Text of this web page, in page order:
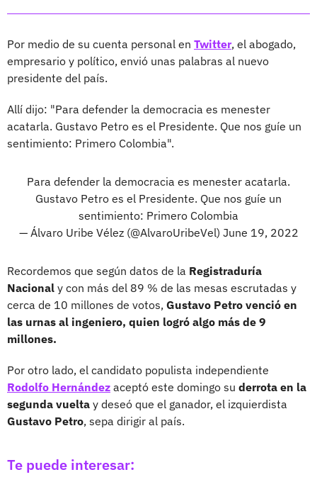
Por medio de su cuenta personal en Twitter, el abogado,
empresario​ y político, envió unas palabras al nuevo
presidente del país.
Allí dijo: "Para defender la democracia es menester
acatarla. Gustavo Petro es el Presidente. Que nos guíe un
sentimiento: Primero Colombia".
Para defender la democracia es menester acatarla.
Gustavo Petro es el Presidente. Que nos guíe un
sentimiento: Primero Colombia
— Álvaro Uribe Vélez (@AlvaroUribeVel) June 19, 2022
Recordemos que según datos de la Registraduría
Nacional y con más del 89 % de las mesas escrutadas y
cerca de 10 millones de votos, Gustavo Petro venció en
las urnas al ingeniero, quien logró algo más de 9
millones.
Por otro lado, el candidato populista independiente
Rodolfo Hernández aceptó este domingo su derrota en la
segunda vuelta y deseó que el ganador, el izquierdista
Gustavo Petro, sepa dirigir al país.
Te puede interesar: